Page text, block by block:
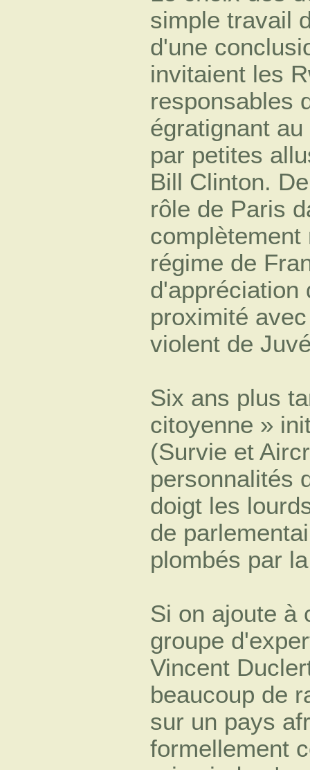
simple travail
d'une
invitaient les
responsables
égratignant
par petites
Bill Clinton.
rôle de Paris
complètement
régime de
d'appréciation
proximité
violent de
Six ans plus
citoyenne »
(Survie et
personnalités
doigt les
de
plombés par
Si on ajoute à
groupe
Vincent
beaucoup de
sur un pays
formellement